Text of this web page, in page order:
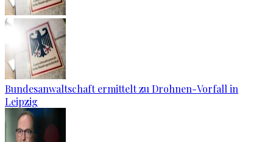
Bundesanwaltschaft ermittelt zu Drohnen-Vorfall in
Leipzig